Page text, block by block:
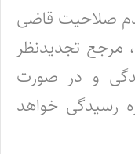
عدم صلاحیت قاضی
مرجع تجدیدنظر
و در صورت
رسیدگی خواهد